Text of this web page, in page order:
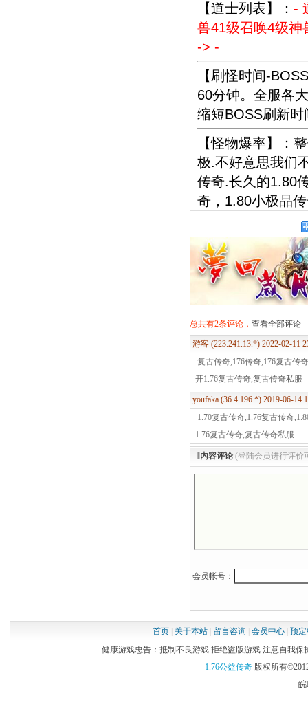
【道士列表】：-
兽41级召唤4级神
-> -
【刷怪时间-
60分钟。全服各
缩短BOSS刷新
【怪物爆率】：
极.不好意思我们
传奇.长久的1.80
奇，1.80小极品
总共有2条评论， 查看全部评论
游客 (223.241.13.*) 2022-02-11
复古传奇,176传奇,176复古传
开1.76复古传奇,复古传奇私服
youfaka (36.4.196.*) 2019-06-14
1.70复古传奇,1.76复古传奇
1.76复古传奇,复古传奇私服
‖内容评论 (登陆会员进行评价
会员帐号：
首页| 关于本站| 留言咨询 会员中心| 预
健康游戏忠告：抵制不良游戏 拒绝盗版游戏 注意自我保
1.76公益传奇版权所有
皖